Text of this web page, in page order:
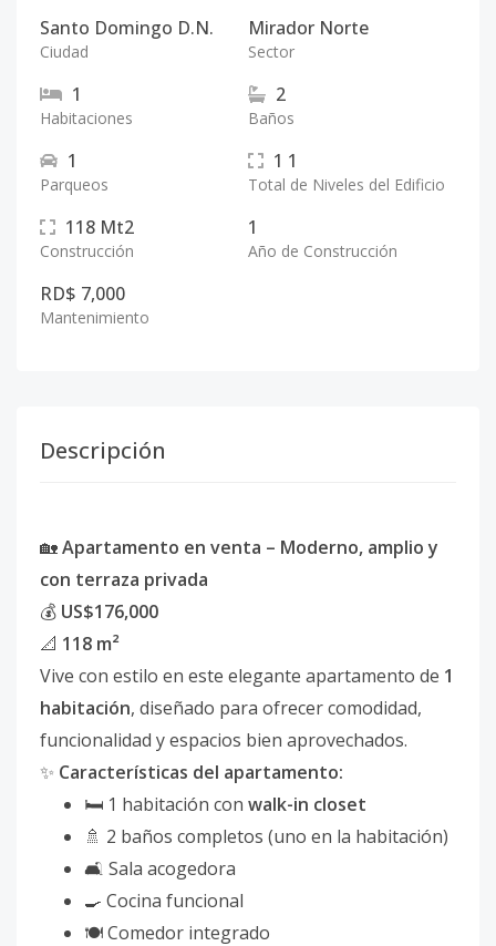
Santo Domingo D.N.
Ciudad
Mirador Norte
Sector
1
Habitaciones
2
Baños
1
Parqueos
1 1
Total de Niveles del Edificio
118 Mt2
Construcción
1
Año de Construcción
RD$ 7,000
Mantenimiento
Descripción
🏡Apartamento en venta – Moderno, amplio y
con terraza privada
💰 US$176,000
📐 118 m²
Vive con estilo en este elegante apartamento de 1
habitación, diseñado para ofrecer comodidad,
funcionalidad y espacios bien aprovechados.
✨ Características del apartamento:
🛏 1 habitación con walk-in closet
🚿 2 baños completos (uno en la habitación)
🛋 Sala acogedora
🍳 Cocina funcional
🍽 Comedor integrado